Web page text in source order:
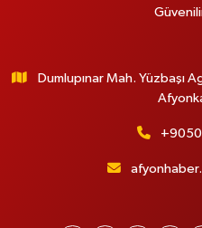
Dumlupınar Mah. Yüzbaşı